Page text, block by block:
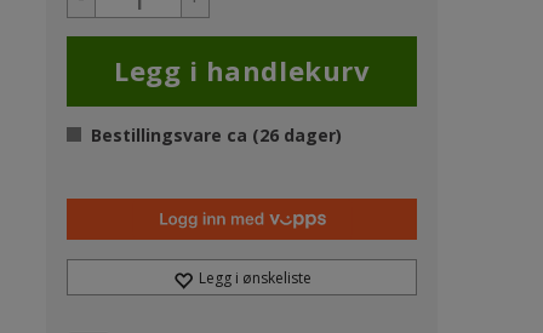
Bestillingsvare ca (26 dager)
Legg i ønskeliste